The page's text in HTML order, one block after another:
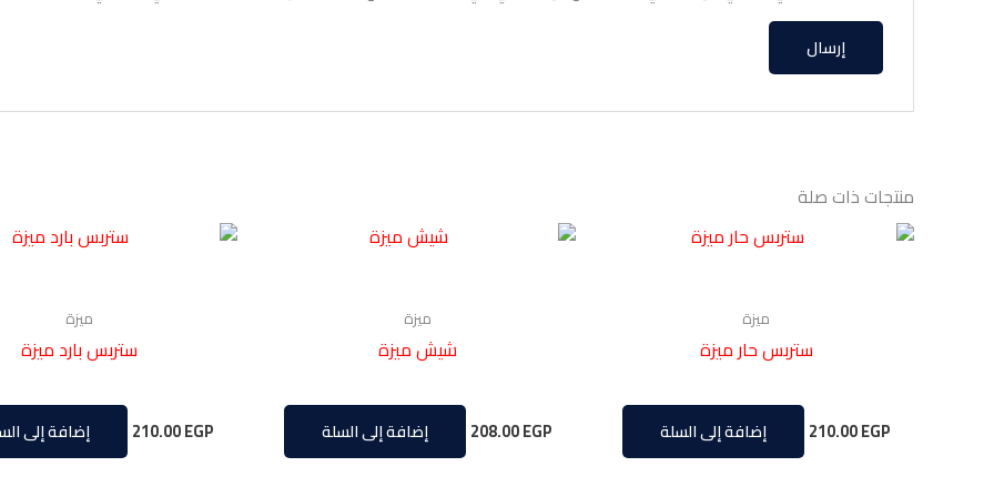
منتجات ذات صلة
ميزة
ستربس حار ميزة
210.00EGP إضافة إلى السلة
ميزة
شيش ميزة
208.00EGP إضافة إلى السلة
ميزة
ستربس بارد ميزة
210.00EGP إضافة إلى